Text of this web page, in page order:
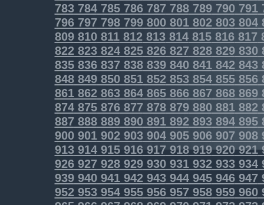
783784785786787788789790791
796797798799800801802803804
809810811812813814815816817
822823824825826827 828829830
835836837838839840841842843
848849850851852853854855856
861862863864865866867 868869
874875876877 878879880 881882
887888889890891892893894895
900901902903904905906907 908
913914915916917918919920921
926927928929930931932933934
939940941942943944945946947
952953954955956957958959960